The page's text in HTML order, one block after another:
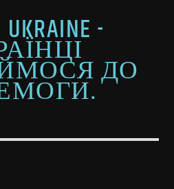
-
ДО